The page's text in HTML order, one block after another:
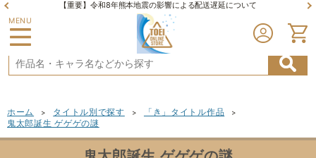
【重要】令和8年熊本地震の影響による配送遅延について
MENU
ホーム > タイトル別で探す > 「き」タイトル作品 >
鬼太郎誕生 ゲゲゲの謎